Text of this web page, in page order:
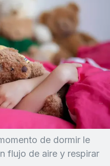
de dormir le
flujo de aire y respirar